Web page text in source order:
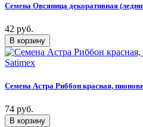
Семена Овсяница декоративная
42 руб.
Семена Астра Риббон красная,
74 руб.